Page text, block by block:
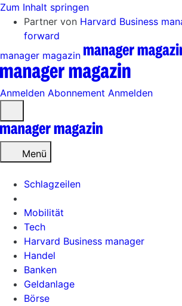
Zum Inhalt springen
Partner von Harvard Business
forward
manager magazin
Anmelden Abonnement Anmelden
öffnen
Menü
Schlagzeilen
Mobilität
Tech
Harvard Business manager
Handel
Banken
Geldanlage
Börse